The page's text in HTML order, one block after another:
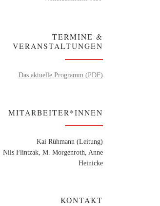
TERMINE &
VERANSTALTUNGEN
Das aktuelle Programm (PDF)
MITARBEITER*INNEN
Kai Rühmann (Leitung)
Nils Flintzak, M. Morgenroth, Anne
Heinicke
KONTAKT